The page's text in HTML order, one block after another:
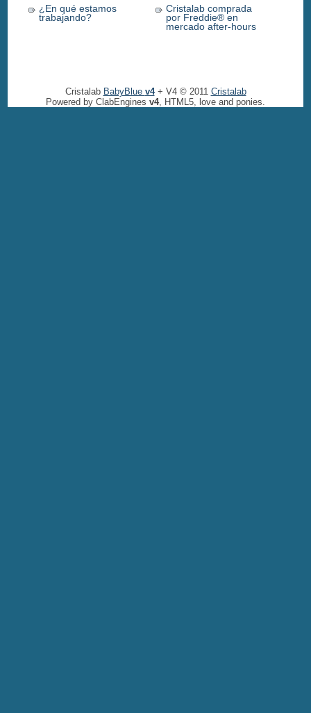
¿En qué estamos
trabajando?
Cristalab comprada
por Freddie® en
mercado after-hours
Cristalab BabyBlue v4+ V4 © 2011 Cristalab
Powered by ClabEngines v4, HTML5, love and ponies.